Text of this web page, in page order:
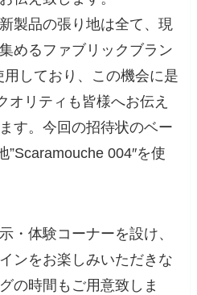
製品の張り地は全て、現
めるファブリックブラン
用しており、この機会に是
オリティも皆様へお伝え
す。今回の招待状のベー
”Scaramouche 004″を使
・体験コーナーを設け、
ンをお楽しみいただきな
の時間もご用意致しま